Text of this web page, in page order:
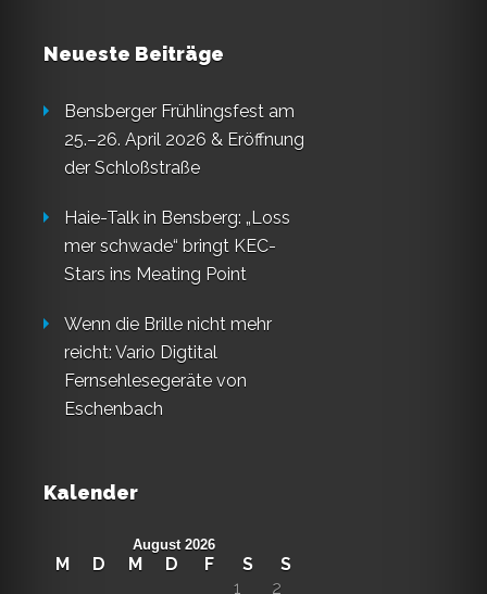
Neueste Beiträge
Bensberger Frühlingsfest am
25.–26. April 2026 & Eröffnung
der Schloßstraße
Haie-Talk in Bensberg: „Loss
mer schwade“ bringt KEC-
Stars ins Meating Point
Wenn die Brille nicht mehr
reicht: Vario Digtital
Fernsehlesegeräte von
Eschenbach
Kalender
August 2026
M D M D F S
S
1
2